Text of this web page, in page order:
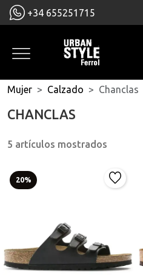
+34 655251715
Mujer Calzado Chanclas
CHANCLAS
5 artículos mostrados
20%